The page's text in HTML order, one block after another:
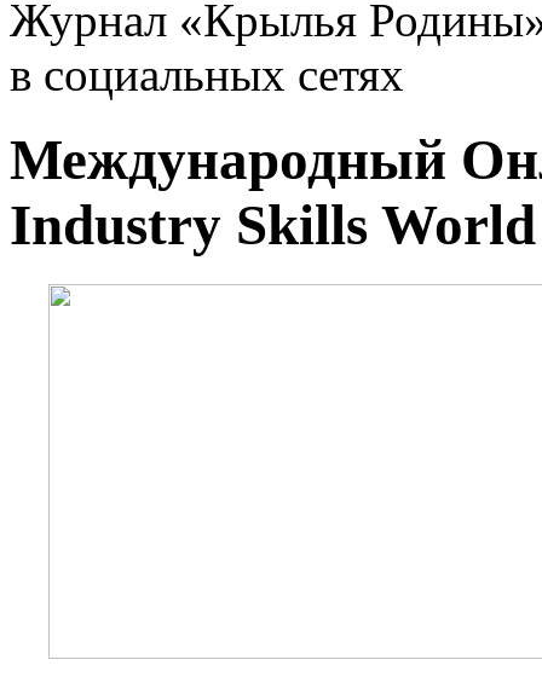
Журнал «Крылья
в социальных сетях
Международный
Industry Skills